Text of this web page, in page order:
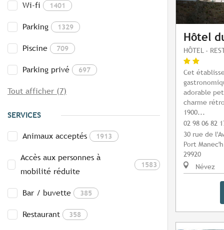
Wi-fi 1401
Parking 1329
Piscine 709
Parking privé 697
Tout afficher (7)
SERVICES
Animaux acceptés 1913
Accès aux personnes à
mobilité réduite
1583
Bar / buvette 385
Restaurant 358
Hôtel
HÔTEL -
Cet
adorable
charme
1900...
02 98 06 82
30 rue de
Port Manec'h
29920
Névez